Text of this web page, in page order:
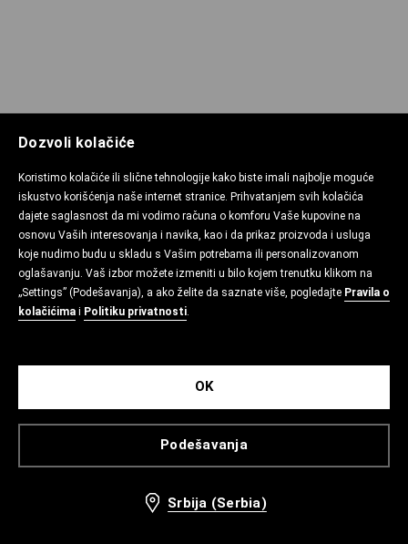
Dozvoli kolačiće
Koristimo kolačiće ili slične tehnologije kako biste imali najbolje moguće
iskustvo korišćenja naše internet stranice. Prihvatanjem svih kolačića
dajete saglasnost da mi vodimo računa o komforu Vaše kupovine na
osnovu Vaših interesovanja i navika, kao i da prikaz proizvoda i usluga
koje nudimo budu u skladu s Vašim potrebama ili personalizovanom
oglašavanju. Vaš izbor možete izmeniti u bilo kojem trenutku klikom na
„Settings” (Podešavanja), a ako želite da saznate više, pogledajte Pravila o
kolačićima i Politiku privatnosti.
Podešavanja
OK
Srbija (Serbia)